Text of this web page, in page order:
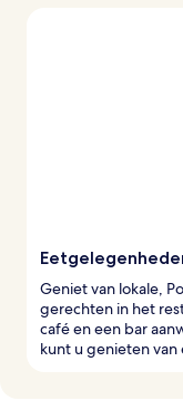
Geniet van lokale,
gerechten in het
café en een bar
kunt u genieten